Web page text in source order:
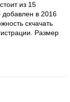
из 15
добавлен в 2016
скчачать
Размер